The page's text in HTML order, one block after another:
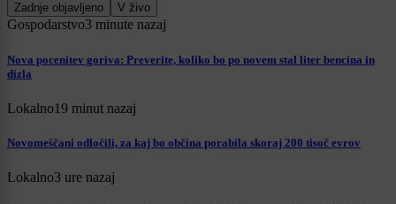
Zadnje objavljeno V živo
Gospodarstvo3 minute nazaj
Nova pocenitev goriva: Preverite, koliko bo po novem stal liter bencina in
dizla
Lokalno19 minut nazaj
Novomeščani odločili, za kaj bo občina porabila skoraj 200 tisoč evrov
Lokalno3 ure nazaj